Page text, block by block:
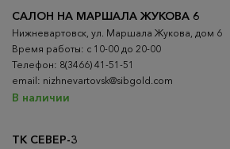
ТК СЕВЕР-3
САЛОН НА МАРШАЛА ЖУКОВА 6
Нижневартовск, ул. Маршала Жукова, дом 6
Время работы: с 10-00 до 20-00
Телефон: 8(3466) 41-51-51
email: nizhnevartovsk@sibgold.com
В наличии